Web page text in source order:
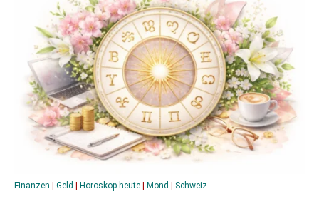
Finanzen | Geld | Horoskop heute | Mond | Schweiz